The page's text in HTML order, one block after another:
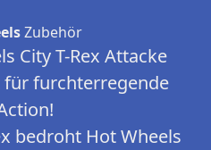
Zubehör
City T-Rex Attacke
für furchterregende
bedroht Hot Wheels